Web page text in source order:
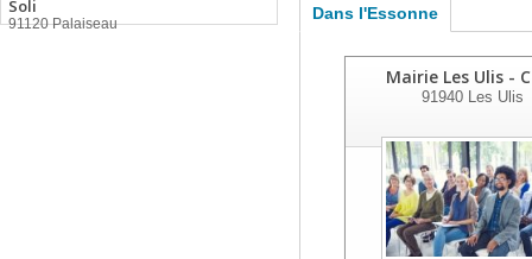
Soli
91120 Palaiseau
Dans l'Essonne
Mairie Les Ulis -
91940Les Ulis